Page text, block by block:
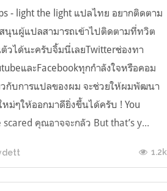
- light the light แปลไทย อยากติดตาม
นุนผู้แปลสามารถเข้าไปติดตามที่ทวิต
วได้นะครับจิ้มนี่เลยTwitterช่องทา
และFacebookทุกกำลังใจหรือคอม
วกับการแปลของผม จะช่วยให้ผมพัฒนา
ม่ๆให้ออกมาดียิ่งขึ้นได้ครับ ! You
scared คุณอาจจะกลัว But that’s y...
1.2k